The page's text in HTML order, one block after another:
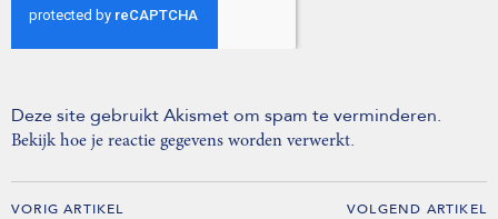
Deze site gebruikt Akismet om spam te verminderen.
Bekijk hoe je reactie gegevens worden verwerkt.
VORIG ARTIKEL VOLGEND ARTIKEL